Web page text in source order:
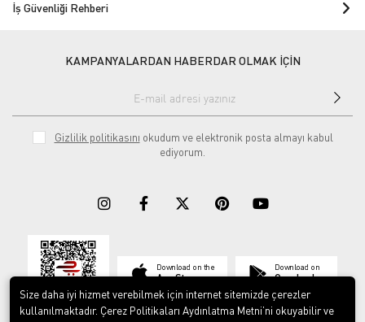
İş Güvenliği Rehberi
KAMPANYALARDAN HABERDAR OLMAK İÇİN
Gizlilik politikasını okudum ve elektronik posta almayı kabul
ediyorum.
Download on the
App Store
Download on
Google play
Size daha iyi hizmet verebilmek için internet sitemizde çerezler
kullanılmaktadır. Çerez Politikaları Aydınlatma Metni’ni okuyabilir ve